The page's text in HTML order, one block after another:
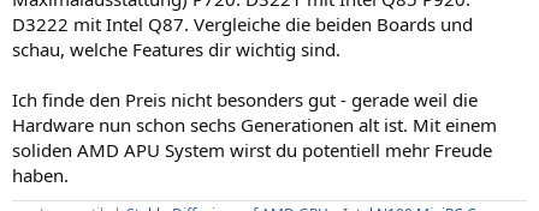
D3222 mit Intel Q87. Vergleiche die beiden Boards und
schau, welche Features dir wichtig sind.
Ich finde den Preis nicht besonders gut - gerade weil die
Hardware nun schon sechs Generationen alt ist. Mit einem
soliden AMD APU System wirst du potentiell mehr Freude
haben.